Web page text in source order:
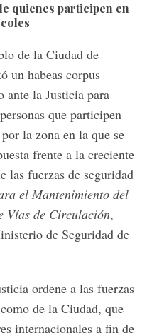
quienes participen en
de la Ciudad de
un habeas corpus
ante la Justicia para
que participen
la zona en la que se
frente a la creciente
las fuerzas de seguridad
el Mantenimiento del
Vías de Circulación,
de Seguridad de
ordene a las fuerzas
de la Ciudad, que
internacionales a fin de